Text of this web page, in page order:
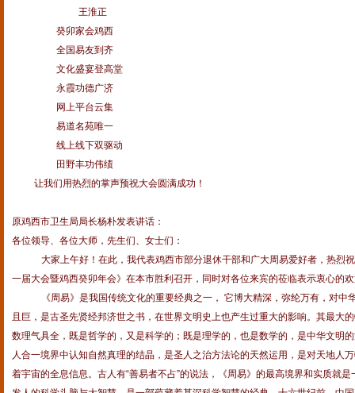
王淮正
癸卯家会鸡西
全国易友到齐
文化盛宴登高堂
永霞功德广济
网上平台云集
易道名苑唯一
线上线下双驱动
田野丰功伟绩
让我们用热烈的掌声预祝大会圆满成功！
原鸡西市卫生局局长杨朴发表讲话：
各位领导、各位大师，先生们、女士们：
大家上午好！在此，我代表鸡西市部分退休干部和广大周易爱好者，热烈
一届大会暨鸡西癸卯年会》在本市胜利召开，同时对各位来宾的莅临表示衷心的
《周易》是我国传统文化的重要经典之一， 它博大精深，弥纶万有，对中
且巨，是古圣先贤经邦济世之书，在世界文明史上也产生过重大的影响。其最大
数理气具全，既是哲学的，又是科学的；既是理学的，也是数学的，是中华文明
人合一境界中认知自然真理的结晶，是圣人之治方法论的天然运用，是对天地人
着宇宙的全息信息。古人有“善易者不占”的说法，《周易》的最高境界和实质就